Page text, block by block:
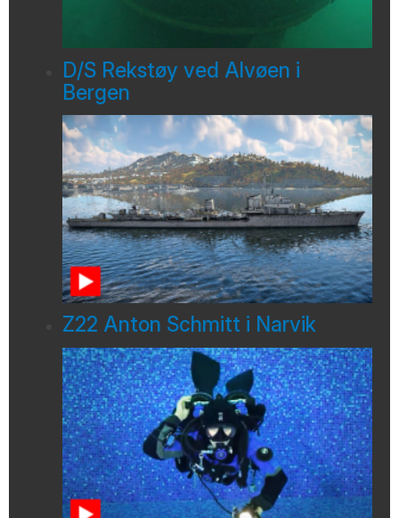
D/S Rekstøy ved Alvøen i
Bergen
Z22 Anton Schmitt i Narvik